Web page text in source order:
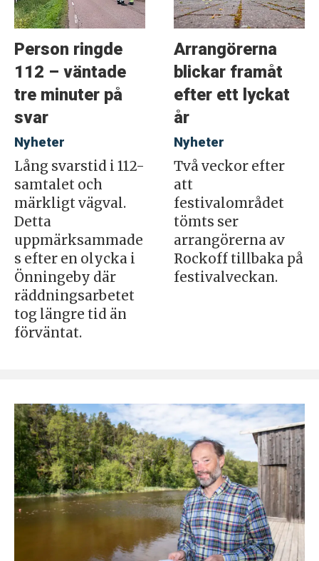
Person ringde
112 – väntade
tre minuter på
svar
Nyheter
Lång svarstid i 112-
samtalet och
märkligt vägval.
Detta
uppmärksammade
s efter en olycka i
Önningeby där
räddningsarbetet
tog längre tid än
förväntat.
Arrangörerna
blickar framåt
efter ett lyckat
år
Nyheter
Två veckor efter
att
festivalområdet
tömts ser
arrangörerna av
Rockoff tillbaka på
festivalveckan.